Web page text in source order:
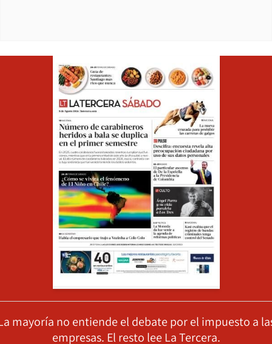
mayoría no entiende el debate por el impuesto a
empresas. El resto lee La Tercera.